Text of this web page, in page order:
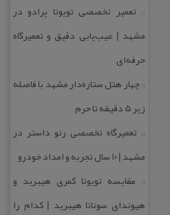
:: تعمیر تخصصی تویوتا پرادو در
مشهد | عیب‌یابی دقیق و تعمیرگاه
حرفه‌ای
::چهار هتل‌ ستاره‌دار مشهد با فاصله
زیر 5 دقیقه تا حرم
:: تعمیرگاه تخصصی رنو داستر در
مشهد | ۱۰ سال تجربه و امداد خودرو
:: مقایسه تویوتا كمری هیبرید و
هیوندای سوناتا هیبرید | كدام را